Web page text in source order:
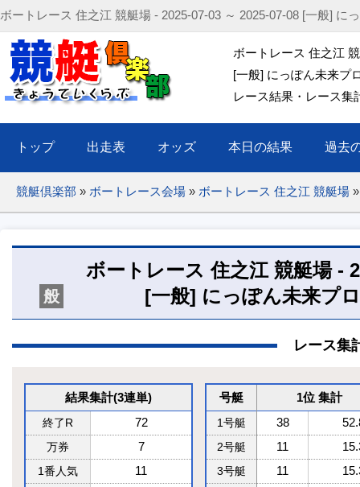
ボートレース 住之江 競艇場 - 2025-07-03 ～ 2025-07-08 [一般] に
ボートレース 住之江
[一般] にっぽん未来プ
レース結果・レース集
トップ 出走表 オッズ 本日の結果 過去
競艇倶楽部 » ボートレース会場 » ボートレース 住之江 競艇場 »
ボートレース 住之江 競艇場 -
般 [一般] にっぽん未来プ
レース集
結果集計(3連単)
終了R 72
万券 7
1番人気 11
号艇 1位 集計
1号艇 38
2号艇 11
3号艇 11